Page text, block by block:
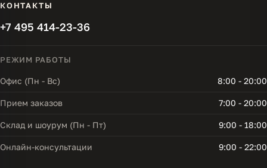
КОНТАКТЫ
+7 495 414-23-36
РЕЖИМ РАБОТЫ
Офис (Пн - Вс) 8:00 - 20:00
Прием заказов 7:00 - 20:00
Склад и шоурум (Пн - Пт) 9:00 - 18:00
Онлайн-консультации 9:00 - 22:00